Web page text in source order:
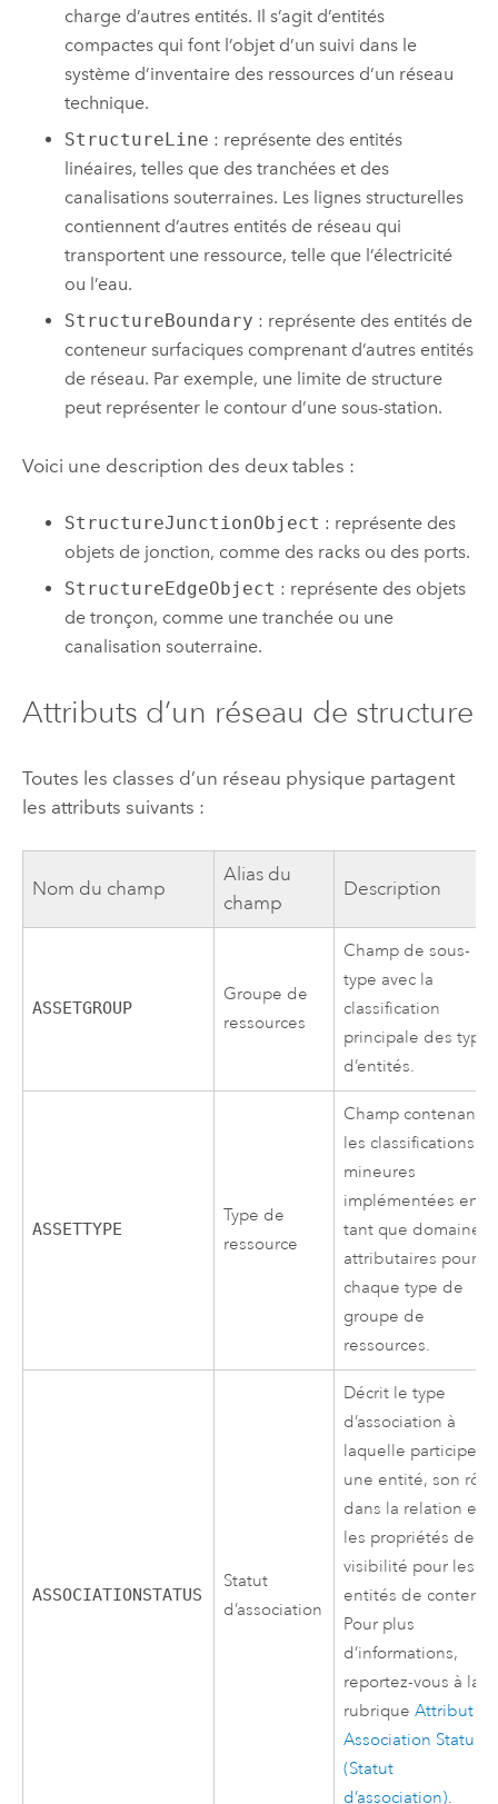
charge d’autres entités. Il s’agit d’entités
compactes qui font l’objet d’un suivi dans le
système d’inventaire des ressources d’un réseau
technique.
StructureLine : représente des entités
linéaires, telles que des tranchées et des
canalisations souterraines. Les lignes structurelles
contiennent d’autres entités de réseau qui
transportent une ressource, telle que l’électricité
ou l’eau.
StructureBoundary : représente des entités de
conteneur surfaciques comprenant d’autres entités
de réseau. Par exemple, une limite de structure
peut représenter le contour d’une sous-station.
Voici une description des deux tables :
StructureJunctionObject : représente des
objets de jonction, comme des racks ou des ports.
StructureEdgeObject : représente des objets
de tronçon, comme une tranchée ou une
canalisation souterraine.
Attributs d’un réseau de structure
Toutes les classes d’un réseau physique partagent
les attributs suivants :
Nom du champ
Alias du
champ
Description
ASSETGROUP
Groupe de
ressources
Champ de sous-
type avec la
classification
principale des types
d’entités.
ASSETTYPE
Type de
ressource
Champ contenant
les classifications
mineures
implémentées en
tant que domaines
attributaires pour
chaque type de
groupe de
ressources.
ASSOCIATIONSTATUS
Statut
d’association
Décrit le type
d’association à
laquelle participe
une entité, son rôle
dans la relation et
les propriétés de
visibilité pour les
entités de contenu.
Pour plus
d’informations,
reportez-vous à la
rubriqueAttribut
Association Status
(Statut
d’association).